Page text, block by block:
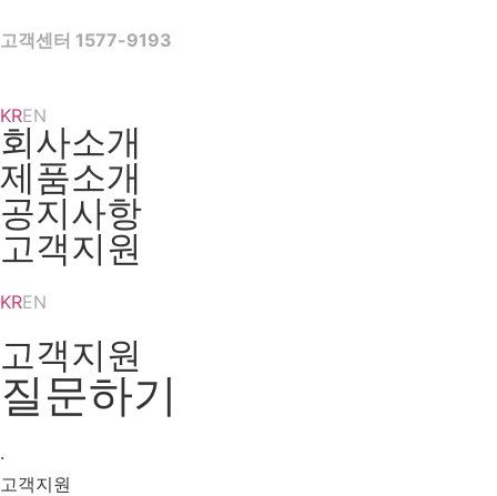
to
고객센터 1577-9193
KREN
회사소개
제품소개
공지사항
고객지원
KREN
고객지원
질문하기
·
고객지원